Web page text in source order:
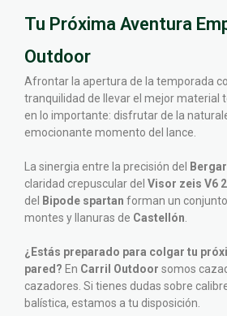
Tu Próxima Aventura
Outdoor
Afrontar la apertura de la temporada
tranquilidad de llevar el mejor material
en lo importante: disfrutar de la
emocionante momento del lance.
La sinergia entre la precisión del
claridad crepuscular del Visor zeis V6
del
Bipode spartan forman un
montes y llanuras de Castellón
¿Estás preparado para colgar tu
pared? En Carril Outdoor somos
cazadores. Si tienes dudas sobre
balística, estamos a tu disposición.